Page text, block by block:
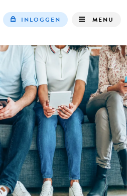
navigation
INLOGGEN MENU